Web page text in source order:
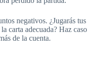
negativos. ¿Jugarás tus
carta adecuada? Haz caso
de la cuenta.